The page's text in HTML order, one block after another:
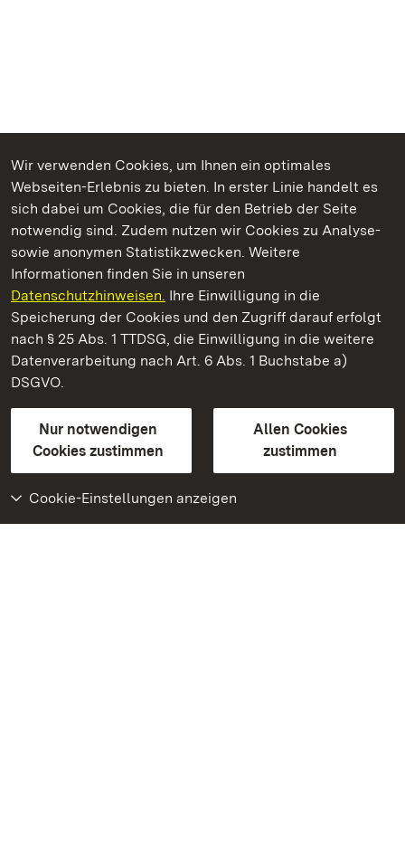
Wir verwenden Cookies, um Ihnen ein optimales
Webseiten-Erlebnis zu bieten. In erster Linie handelt es
sich dabei um Cookies, die für den Betrieb der Seite
notwendig sind. Zudem nutzen wir Cookies zu Analyse-
sowie anonymen Statistikzwecken. Weitere
Informationen finden Sie in unseren
Datenschutzhinweisen. Ihre Einwilligung in die
Speicherung der Cookies und den Zugriff darauf erfolgt
nach § 25 Abs. 1 TTDSG, die Einwilligung in die weitere
Datenverarbeitung nach Art. 6 Abs. 1 Buchstabe a)
DSGVO.
Nur notwendigen
Cookies zustimmen
Allen Cookies
zustimmen
Cookie-Einstellungen anzeigen
Kommen. Staunen. Genießen.
Staatliche Schlösser und Gärten Baden‑Württemberg
Staatliche Schlösser und Gärten Baden-Württemberg
Kontakt
GebärdenspracheLeichte Sprache
Erklärung zur Barrierefreiheit
BITV-konform (geprüfte Seiten)
Weiteres